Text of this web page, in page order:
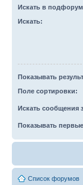
Искать в
Искать:
Показывать
Поле сортировки:
Искать сообщения
Показывать
Список форумов